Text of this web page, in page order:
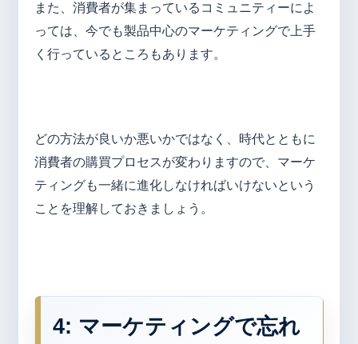
また、消費者が集まっているコミュニティーによ
っては、今でも製品中心のマーケティングで上手
く行っているところもあります。
どの方法が良いか悪いかではなく、時代とともに
消費者の購買プロセスが変わりますので、マーケ
ティングも一緒に進化しなければいけないという
ことを理解しておきましょう。
4: マーケティングで忘れ